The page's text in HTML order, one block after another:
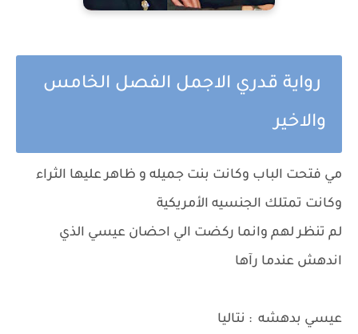
رواية قدري الاجمل الفصل الخامس
والاخير
مي فتحت الباب وكانت بنت جميله و ظاهر عليها الثراء
وكانت تمتلك الجنسيه الأمريكية
لم تنظر لهم وانما ركضت الي احضان عيسي الذي
اندهش عندما رآها
عيسي بدهشه : نتاليا